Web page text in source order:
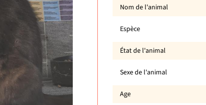
Nom de l'animal
Espèce
État de l'animal
Sexe de l'animal
Age